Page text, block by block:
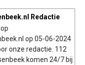
Redactie
op 05-06-2024
onze redactie. 112
komen 24/7 bij